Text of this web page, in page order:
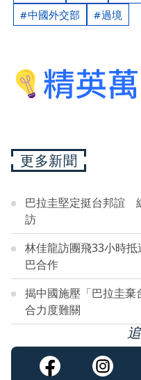
中國外交部
過境
更多新聞
巴拉圭堅定挺台邦誼
訪
林佳龍訪團飛33小時
巴合作
揭中國施壓「巴拉圭
合力度難關